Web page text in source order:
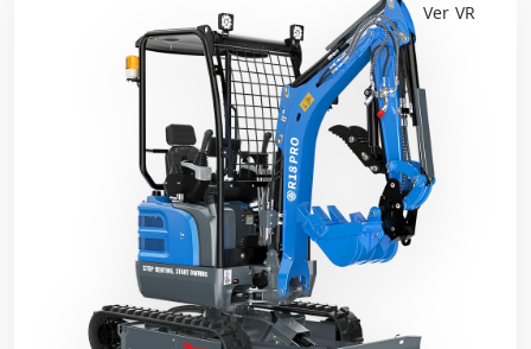
Ver VR